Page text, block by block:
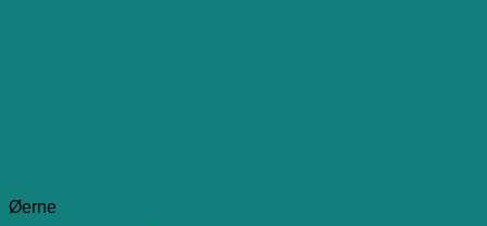
Øerne